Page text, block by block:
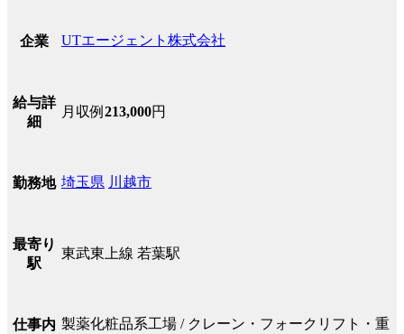
企業 UTエージェント株式会社
給与詳
細
月収例 213,000円
勤務地 埼玉県 川越市
最寄り
駅
東武東上線 若葉駅
仕事内 製薬化粧品系工場 / クレーン・フォークリフト・重